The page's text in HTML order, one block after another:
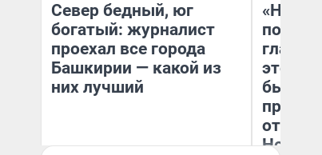
Север бедный, юг
богатый: журналист
проехал все города
Башкирии — какой из
них лучший
этого
бьет
отзыв
Нолана